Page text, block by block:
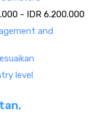
- IDR 6.200.000
and
level